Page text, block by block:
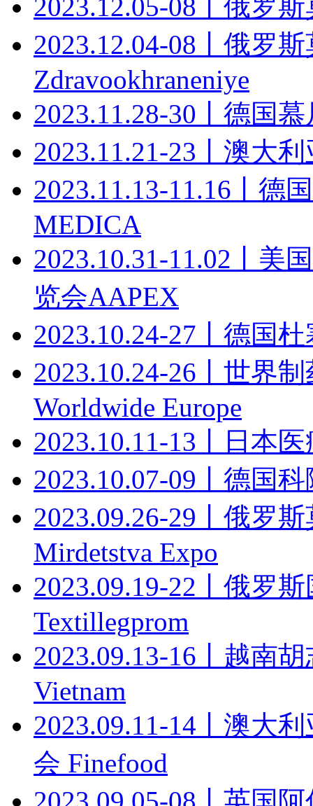
2023.12.05-08丨俄罗
2023.12.04-08丨俄罗
Zdravookhraneniye
2023.11.28-30丨德国
2023.11.21-23丨澳大
2023.11.13-11.16丨德
MEDICA
2023.10.31-11.02丨美
览会AAPEX
2023.10.24-27丨德国
2023.10.24-26丨世界
Worldwide Europe
2023.10.11-13丨日本医
2023.10.07-09丨德国
2023.09.26-29丨俄罗
Mirdetstva Expo
2023.09.19-22丨俄罗
Textillegprom
2023.09.13-16丨越南
Vietnam
2023.09.11-14丨澳大
会 Finefood